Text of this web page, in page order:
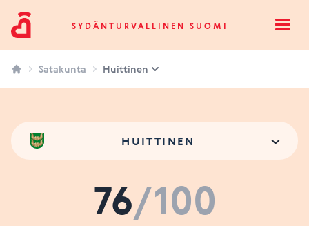
Sydänturvallinen SuomiSYDÄNTURVALLINEN SUOMI
Satakunta Huittinen
HUITTINEN
76/100